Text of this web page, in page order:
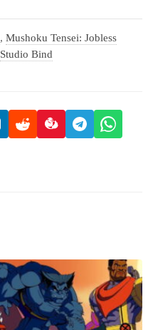
,Mushoku Tensei: Jobless
Studio Bind